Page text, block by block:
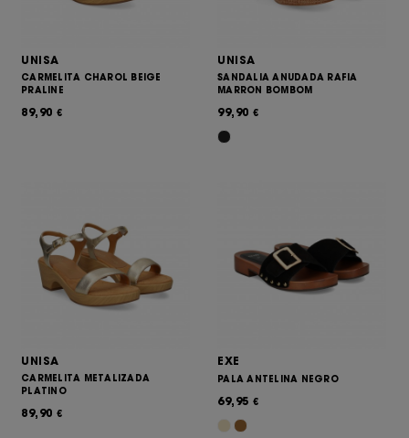
UNISA
CARMELITA CHAROL BEIGE
PRALINE
89,90 €
UNISA
SANDALIA ANUDADA RAFIA
MARRON BOMBOM
99,90 €
UNISA
CARMELITA METALIZADA
PLATINO
89,90 €
EXE
PALA ANTELINA NEGRO
69,95 €